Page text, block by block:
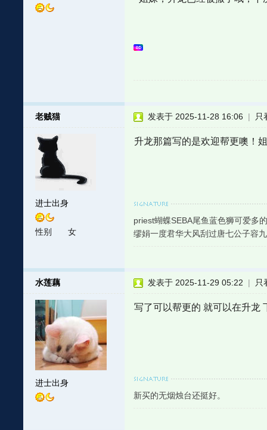
老贼猫
进士出身
性别 女
发表于 2025-11-28 16:06 | 只
升龙那篇写的是欢迎帮更噢！
priest蝴蝶SEBA尾鱼蓝色狮可爱多
缪娟一度君华大风刮过唐七公子容
水莲藕
进士出身
发表于 2025-11-29 05:22 | 只
写了可以帮更的 就可以在升
新买的无烟烛台还挺好。